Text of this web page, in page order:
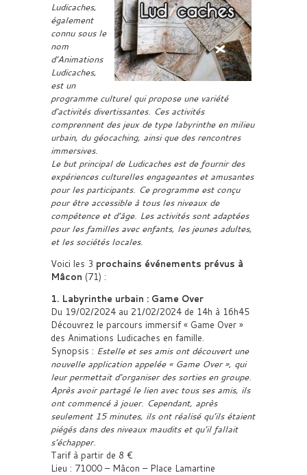
Ludicaches,
également
connu sous le
nom
d’Animations
Ludicaches,
est un
programme culturel qui propose une variété
d’activités divertissantes. Ces activités
comprennent des jeux de type labyrinthe en milieu
urbain, du géocaching, ainsi que des rencontres
immersives.
Le but principal de Ludicaches est de fournir des
expériences culturelles engageantes et amusantes
pour les participants. Ce programme est conçu
pour être accessible à tous les niveaux de
compétence et d’âge. Les activités sont adaptées
pour les familles avec enfants, les jeunes adultes,
et les sociétés locales.
Voici les 3 prochains événements prévus à
Mâcon (71) :
1. Labyrinthe urbain : Game Over
Du 19/02/2024 au 21/02/2024 de 14h à 16h45
Découvrez le parcours immersif « Game Over »
des Animations Ludicaches en famille.
Synopsis : Estelle et ses amis ont découvert une
nouvelle application appelée « Game Over », qui
leur permettait d’organiser des sorties en groupe.
Après avoir partagé le lien avec tous ses amis, ils
ont commencé à jouer. Cependant, après
seulement 15 minutes, ils ont réalisé qu’ils étaient
piégés dans des niveaux maudits et qu’il fallait
s’échapper.
Tarif à partir de 8 €
Lieu : 71000 – Mâcon – Place Lamartine